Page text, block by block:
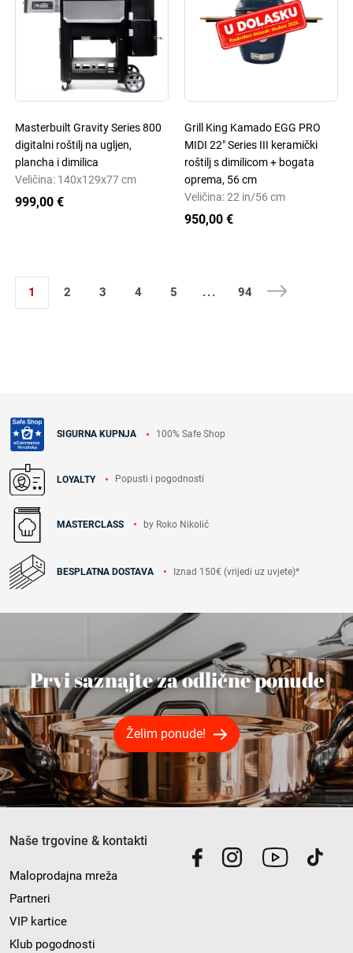
Masterbuilt Gravity Series 800
digitalni roštilj na ugljen,
plancha i dimilica
Veličina: 140x129x77 cm
999,00 €
Grill King Kamado EGG PRO
MIDI 22" Series III keramički
roštilj s dimilicom + bogata
oprema, 56 cm
Veličina: 22 in/56 cm
950,00 €
1 2 3 4 5 ... 94
SIGURNA KUPNJA 100% Safe Shop
LOYALTY Popusti i pogodnosti
MASTERCLASS by Roko Nikolić
BESPLATNA DOSTAVA Iznad 150€ (vrijedi uz uvjete)*
Prvi saznajte za odlične ponude
Želim ponude!
Naše trgovine & kontakti
Maloprodajna mreža
Partneri
VIP kartice
Klub pogodnosti